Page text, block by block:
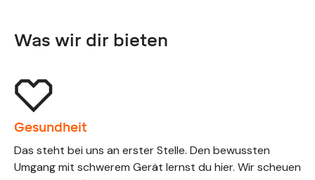
Was wir dir bieten
Gesundheit
Das steht bei uns an erster Stelle. Den bewussten
Umgang mit schwerem Gerät lernst du hier. Wir scheuen